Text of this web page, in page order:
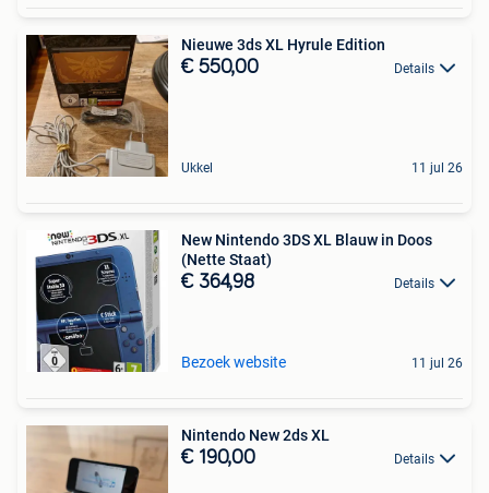
Nieuwe 3ds XL Hyrule Edition
€ 550,00 Details
Ukkel 11 jul 26
New Nintendo 3DS XL Blauw in Doos
(Nette Staat)
€ 364,98 Details
Bezoek website 11 jul 26
Nintendo New 2ds XL
€ 190,00 Details